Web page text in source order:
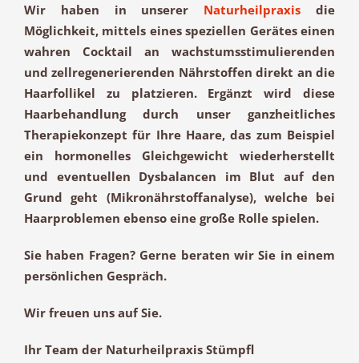
Wir haben in unserer Naturheilpraxis die
Möglichkeit, mittels eines speziellen Gerätes einen
wahren Cocktail an wachstumsstimulierenden
und zellregenerierenden Nährstoffen direkt an die
Haarfollikel zu platzieren. Ergänzt wird diese
Haarbehandlung durch unser ganzheitliches
Therapiekonzept für Ihre Haare, das zum Beispiel
ein hormonelles Gleichgewicht wiederherstellt
und eventuellen Dysbalancen im Blut auf den
Grund geht (Mikronährstoffanalyse), welche bei
Haarproblemen ebenso eine große Rolle spielen.
Sie haben Fragen? Gerne beraten wir Sie in einem
persönlichen Gespräch.
Wir freuen uns auf Sie.
Ihr Team der Naturheilpraxis Stümpfl